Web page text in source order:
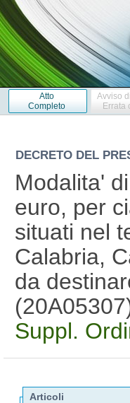
Atto
Completo
Avviso
Errata
DECRETO DEL
Modalita'
euro, per
situati nel
Calabria,
da
Suppl.